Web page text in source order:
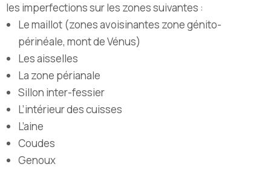
les imperfections sur les zones suivantes :
Le maillot (zones avoisinantes zone génito-
périnéale, mont de Vénus)
Les aisselles
La zone périanale
Sillon inter-fessier
L’intérieur des cuisses
L’aine
Coudes
Genoux